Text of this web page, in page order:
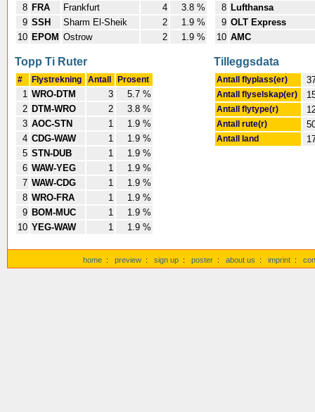
8 FRA Frankfurt 4
3.8 %
9 SSH Sharm El-Sheik 2
1.9 %
10 EPOM Ostrow 2 1.9 %
8 Lufthansa
9 OLT Express
10 AMC
Topp Ti Ruter
# Flystrekning Antall Prosent
1 WRO-DTM 3
5.7 %
2 DTM-WRO 2
3.8 %
3 AOC-STN 1
1.9 %
4 CDG-WAW 1
1.9 %
5 STN-DUB 1
1.9 %
6 WAW-YEG 1
1.9 %
7 WAW-CDG 1
1.9 %
8 WRO-FRA 1
1.9 %
9 BOM-MUC 1
1.9 %
10 YEG-WAW 1 1.9 %
Tilleggsdata
Antall flyplass(er)
Antall flyselskap(er)
Antall flytype(r)
Antall rute(r)
Antall land
home : preview : sign up : poster : about us : imprint :